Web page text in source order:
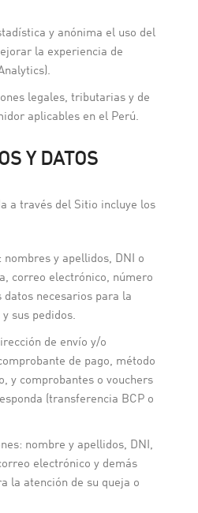
y anónima el uso del
la experiencia de
legales, tributarias y de
aplicables en el Perú.
Y DATOS
a través del Sitio incluye los
y apellidos, DNI o
correo electrónico, número
datos necesarios para la
sus pedidos.
de envío y/o
de pago, método
y comprobantes o vouchers
(transferencia BCP o
nombre y apellidos, DNI,
electrónico y demás
la atención de su queja o